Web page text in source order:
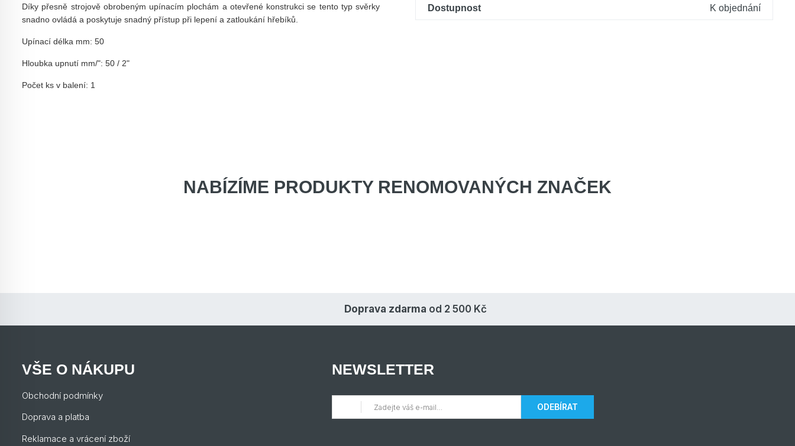
Díky přesně strojově obrobeným upínacím plochám a otevřené konstrukci se tento typ svěrky
snadno ovládá a poskytuje snadný přístup při lepení a zatloukání hřebíků.
Upínací délka mm: 50
Hloubka upnutí mm/": 50 / 2"
Počet ks v balení: 1
Dostupnost K objednání
NABÍZÍME PRODUKTY RENOMOVANÝCH ZNAČEK
Doprava zdarma od 2 500 Kč
VŠE O NÁKUPU
Obchodní podmínky
Doprava a platba
Reklamace a vrácení zboží
NEWSLETTER
ODEBÍRAT